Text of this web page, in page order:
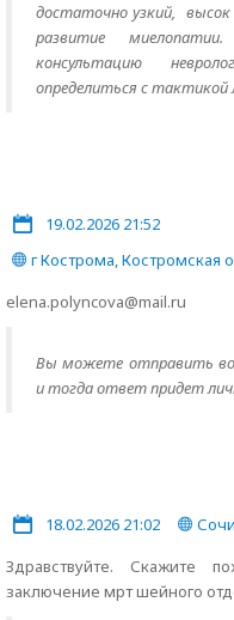
достаточно узкий, высок
развитие
консультацию
определиться с тактикой
19.02.2026 21:52
г Кострома, Костромская
elena.polyncova@mail.ru
Вы можете отправить
и тогда ответ придет
18.02.2026 21:02 Сочи
Здравствуйте. Скажите
заключение мрт шейного